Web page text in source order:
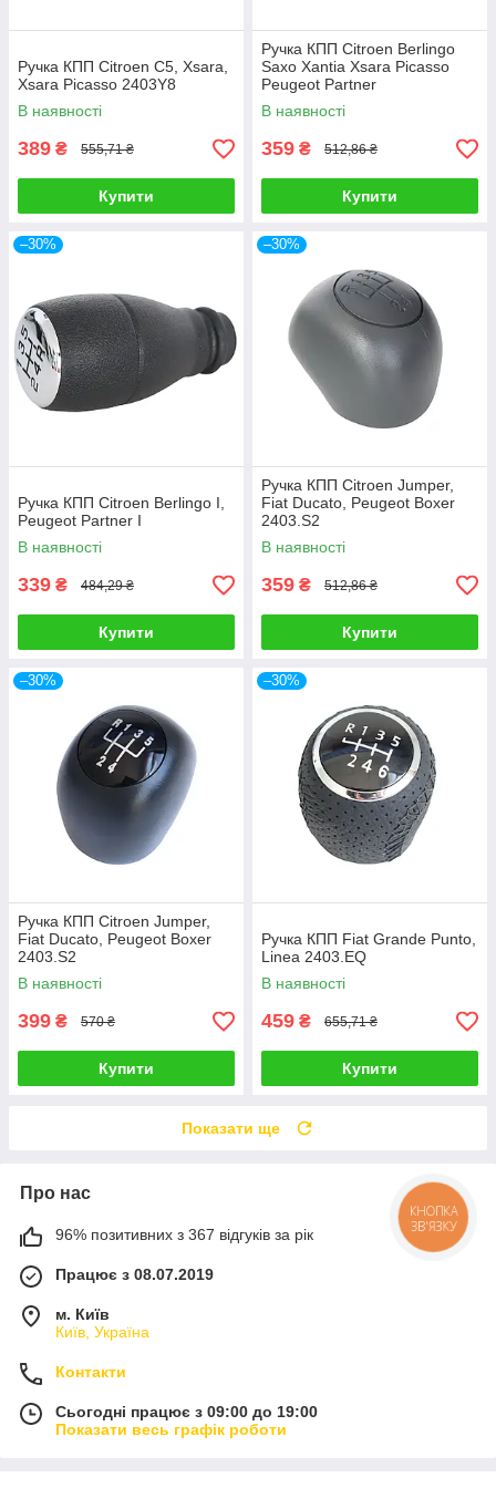
Ручка КПП Citroen C5, Xsara,
Xsara Picasso 2403Y8
В наявності
389 ₴ 555,71 ₴
Купити
Ручка КПП Citroen Berlingo
Saxo Xantia Xsara Picasso
Peugeot Partner
В наявності
359 ₴ 512,86 ₴
Купити
–30%
Ручка КПП Citroen Berlingo I,
Peugeot Partner I
В наявності
339 ₴ 484,29 ₴
Купити
–30%
Ручка КПП Citroen Jumper,
Fiat Ducato, Peugeot Boxer
2403.S2
В наявності
359 ₴ 512,86 ₴
Купити
–30%
Ручка КПП Citroen Jumper,
Fiat Ducato, Peugeot Boxer
2403.S2
В наявності
399 ₴ 570 ₴
Купити
–30%
Ручка КПП Fiat Grande Punto,
Linea 2403.EQ
В наявності
459 ₴ 655,71 ₴
Купити
Показати ще
Про нас
96% позитивних з 367 відгуків за рік
Працює з 08.07.2019
м. Київ
Київ, Україна
Контакти
Сьогодні працює з 09:00 до 19:00
Показати весь графік роботи
КНОПКА
ЗВ'ЯЗКУ